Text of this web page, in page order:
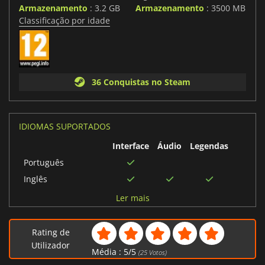
Armazenamento : 3.2 GB
Armazenamento : 3500 MB
Classificação por idade
36 Conquistas no Steam
IDIOMAS SUPORTADOS
Interface
Áudio
Legendas
Português
Inglês
Alemão
Português brasileiro
Russo
Ler mais
Rating de
Utilizador
Média : 5/5 (25Votos)